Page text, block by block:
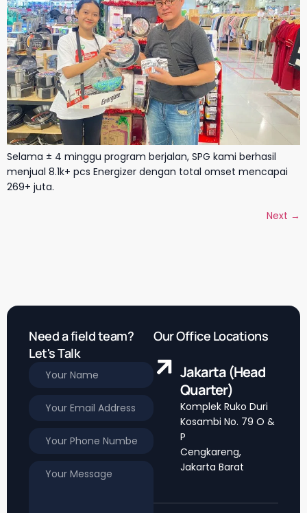
Selama ± 4 minggu program berjalan, SPG kami berhasil
menjual 8.1k+ pcs Energizer dengan total omset mencapai
269+ juta.
Next →
Need a field team?
Let's Talk
Our Office Locations
Jakarta (Head
Quarter)
Komplek Ruko Duri
Kosambi No. 79 O &
P
Cengkareng,
Jakarta Barat